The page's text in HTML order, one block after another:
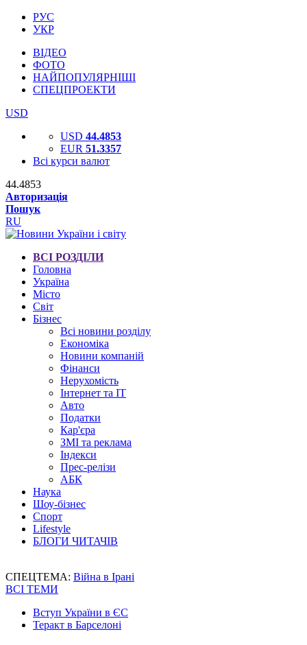
РУС
УКР
ВІДЕО
ФОТО
НАЙПОПУЛЯРНІШІ
СПЕЦПРОЕКТИ
USD
USD 44.4853
EUR 51.3357
Всі курси валют
44.4853
Авторизація
Пошук
RU
ВСІ РОЗДІЛИ
Головна
Україна
Місто
Світ
Бізнес
Всі новини розділу
Економіка
Новини компаній
Фінанси
Нерухомість
Інтернет та IT
Авто
Податки
Кар'єра
ЗМІ та реклама
Індекси
Прес-релізи
АБК
Наука
Шоу-бізнес
Спорт
Lifestyle
БЛОГИ ЧИТАЧІВ
СПЕЦТЕМА: Війна в Ірані
ВСІ ТЕМИ
Вступ України в ЄС
Теракт в Барселоні